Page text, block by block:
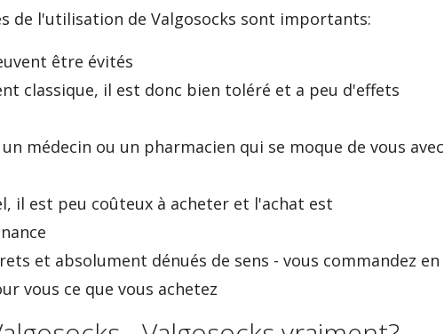
de l'utilisation de Valgosocks sont importants:
être évités
classique, il est donc bien toléré et a peu d'effets
médecin ou un pharmacien qui se moque de vous avec
il est peu coûteux à acheter et l'achat est
et absolument dénués de sens - vous commandez en
vous ce que vous achetez